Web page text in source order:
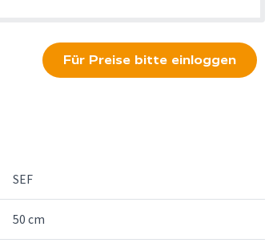
Für Preise bitte einloggen
SEF
50 cm